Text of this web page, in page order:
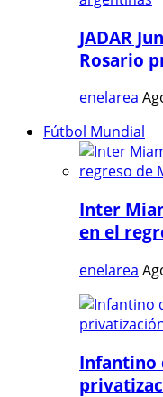
JADAR
Rosario
enelarea
Fútbol Mundial
Inter
en el
enelarea
Infantino